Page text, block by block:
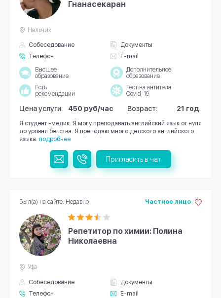
Гнанасекаран
Собеседование
Документы
Телефон
E-mail
Нальчик
Высшее
образование
Дополнительное
образование
Есть
рекомендации
Тест на антитела
Covid-19
Цена услуги: 450 руб/час Возраст: 21 год
Я студент -медик. Я могу преподавать английский язык от нуля
до уровня бегства. Я преподаю много детского английского
языка. подробнее
Пригласить в чат
Репетитор по химии: Полина
Николаевна
Собеседование
Документы
Телефон
E-mail
Частное лицо
Уфа
Был(а) на сайте: Недавно